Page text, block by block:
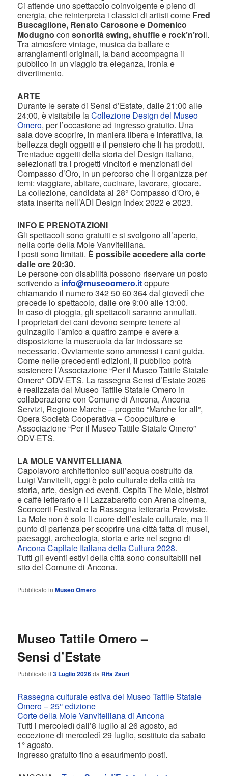
Ci attende uno spettacolo coinvolgente e pieno di
energia, che reinterpreta i classici di artisti come Fred
Buscaglione, Renato Carosone e Domenico
Modugno consonorità swing, shuffle e rock’n’roll.
Tra atmosfere vintage, musica da ballare e
arrangiamenti originali, la band accompagna il
pubblico in un viaggio tra eleganza, ironia e
divertimento.
ARTE
Durante le serate di Sensi d’Estate, dalle 21:00 alle
24:00, è visitabile laCollezione Design del Museo
Omero, per l’occasione ad ingresso gratuito. Una
sala dove scoprire, in maniera libera e interattiva, la
bellezza degli oggetti e il pensiero che li ha prodotti.
Trentadue oggetti della storia del Design italiano,
selezionati tra i progetti vincitori e menzionati del
Compasso d’Oro, in un percorso che li organizza per
temi: viaggiare, abitare, cucinare, lavorare, giocare.
La collezione, candidata al 28° Compasso d’Oro, è
stata inserita nell’ADI Design Index 2022 e 2023.
INFO E PRENOTAZIONI
Gli spettacoli sono gratuiti e si svolgono all’aperto,
nella corte della Mole Vanvitelliana.
I posti sono limitati. È possibile accedere alla corte
dalle ore 20:30.
Le persone con disabilità possono riservare un posto
scrivendo a info@museoomero.itoppure
chiamando il numero 342 50 60 364 dal giovedì che
precede lo spettacolo, dalle ore 9:00 alle 13:00.
In caso di pioggia, gli spettacoli saranno annullati.
I proprietari dei cani devono sempre tenere al
guinzaglio l’amico a quattro zampe e avere a
disposizione la museruola da far indossare se
necessario. Ovviamente sono ammessi i cani guida.
Come nelle precedenti edizioni, il pubblico potrà
sostenere l’Associazione “Per il Museo Tattile Statale
Omero” ODV-ETS. La rassegna Sensi d’Estate 2026
è realizzata dal Museo Tattile Statale Omero in
collaborazione con Comune di Ancona, Ancona
Servizi, Regione Marche – progetto “Marche for all”,
Opera Società Cooperativa – Coopculture e
Associazione “Per il Museo Tattile Statale Omero”
ODV-ETS.
LA MOLE VANVITELLIANA
Capolavoro architettonico sull’acqua costruito da
Luigi Vanvitelli, oggi è polo culturale della città tra
storia, arte, design ed eventi. Ospita The Mole, bistrot
e caffè letterario e il Lazzabaretto con Arena cinema,
Sconcerti Festival e la Rassegna letteraria Provviste.
La Mole non è solo il cuore dell’estate culturale, ma il
punto di partenza per scoprire una città fatta di musei,
paesaggi, archeologia, storia e arte nel segno di
Ancona Capitale Italiana della Cultura 2028.
Tutti gli eventi estivi della città sono consultabili nel
sito del Comune di Ancona.
Pubblicato in Museo Omero
Museo Tattile Omero –
Sensi d’Estate
Pubblicato il3 Luglio 2026da Rita Zauri
Rassegna culturale estiva del Museo Tattile Statale
Omero– 25° edizione
Corte della Mole Vanvitelliana di Ancona
Tutti i mercoledì dall’8 luglio al 26 agosto, ad
eccezione di mercoledì 29 luglio, sostituto da sabato
1° agosto.
Ingresso gratuito fino a esaurimento posti.